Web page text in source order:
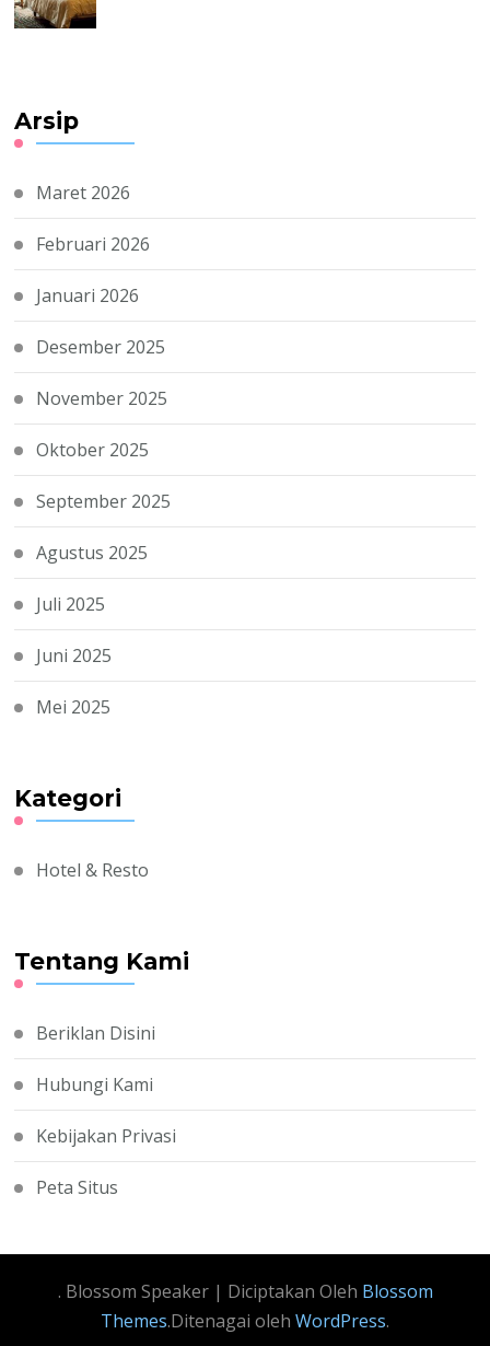
Arsip
Maret 2026
Februari 2026
Januari 2026
Desember 2025
November 2025
Oktober 2025
September 2025
Agustus 2025
Juli 2025
Juni 2025
Mei 2025
Kategori
Hotel & Resto
Tentang Kami
Beriklan Disini
Hubungi Kami
Kebijakan Privasi
Peta Situs
. Blossom Speaker | Diciptakan Oleh Blossom
Themes.Ditenagai oleh WordPress.